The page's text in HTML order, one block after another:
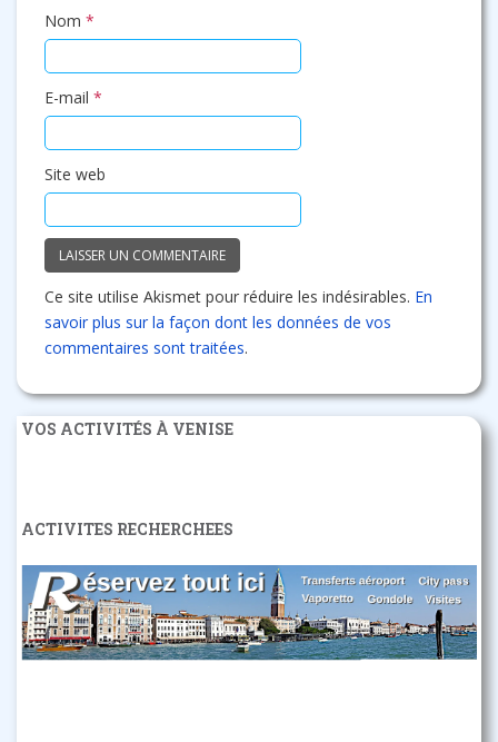
Nom *
E-mail *
Site web
Ce site utilise Akismet pour réduire les indésirables. En
savoir plus sur la façon dont les données de vos
commentaires sont traitées.
VOS ACTIVITÉS À VENISE
ACTIVITES RECHERCHEES